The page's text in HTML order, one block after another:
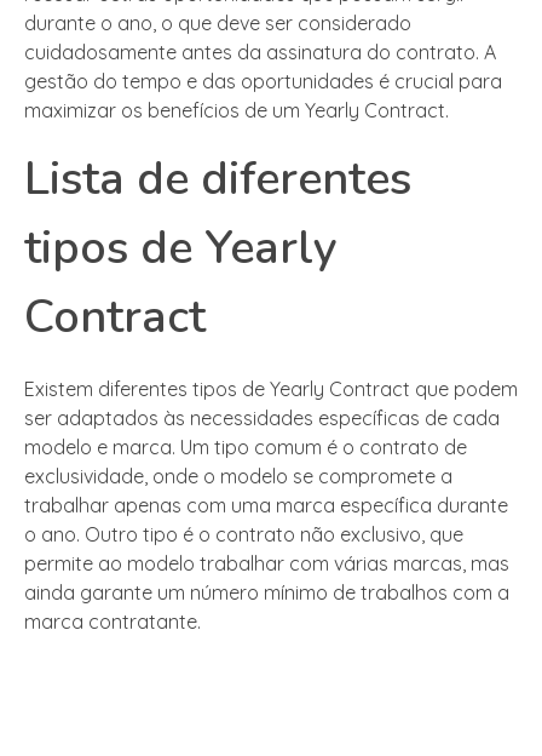
durante o ano, o que deve ser considerado
cuidadosamente antes da assinatura do contrato. A
gestão do tempo e das oportunidades é crucial para
maximizar os benefícios de um Yearly Contract.
Lista de diferentes
tipos de Yearly
Contract
Existem diferentes tipos de Yearly Contract que podem
ser adaptados às necessidades específicas de cada
modelo e marca. Um tipo comum é o contrato de
exclusividade, onde o modelo se compromete a
trabalhar apenas com uma marca específica durante
o ano. Outro tipo é o contrato não exclusivo, que
permite ao modelo trabalhar com várias marcas, mas
ainda garante um número mínimo de trabalhos com a
marca contratante.